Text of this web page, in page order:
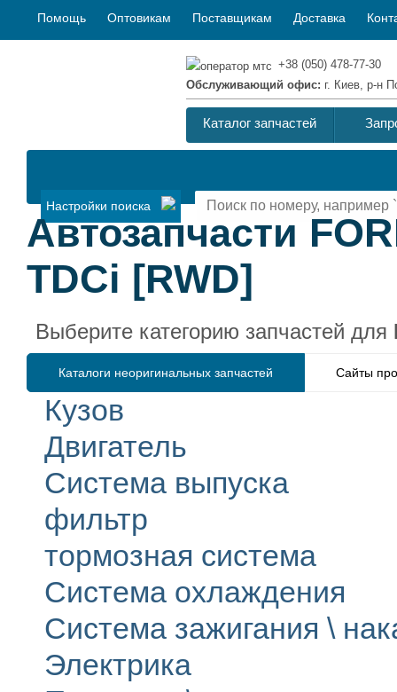
Помощь Оптовикам Поставщикам Доставка
+38 (050) 478-77-30
Обслуживающий офис: г. Киев, р-н
Каталог запчастей
Настройки поиска
Автозапчасти
TDCi [RWD]
Выберите категорию запчастей для
Каталоги неоригинальных запчастей Сайты
Кузов
Двигатель
Система выпуска
фильтр
тормозная система
Система охлаждения
Система зажигания \
Электрика